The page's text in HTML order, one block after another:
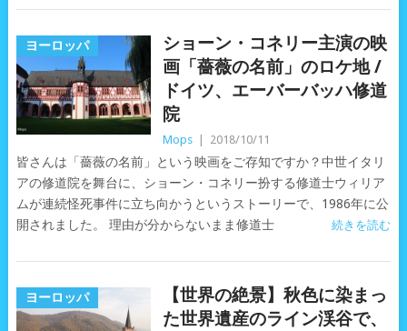
ヨーロッパ
ショーン・コネリー主演の映
画「薔薇の名前」のロケ地 /
ドイツ、エーバーバッハ修道
院
Mops 2018/10/11
皆さんは「薔薇の名前」という映画をご存知ですか？中世イタリ
アの修道院を舞台に、ショーン・コネリー扮する修道士ウィリア
ムが連続怪死事件に立ち向かうというストーリーで、1986年に公
開されました。 理由が分からないまま修道士
続きを読む
ヨーロッパ
【世界の絶景】秋色に染まっ
た世界遺産のライン渓谷で、